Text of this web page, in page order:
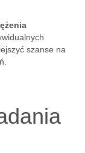
szanse na